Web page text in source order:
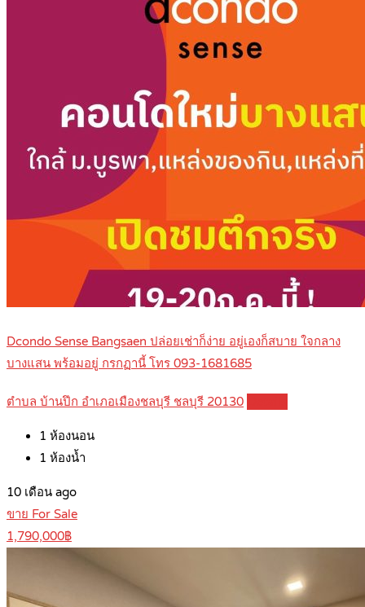
Dcondo Sense Bangsaen ปล่อยเช่าก็ง่าย อยู่เองก็สบาย ใจกลาง
บางแสน พร้อมอยู่ กรกฏานี้ โทร 093-1681685
ตำบล บ้านปึก อำเภอเมืองชลบุรี ชลบุรี 20130
1 ห้องนอน
1 ห้องน้ำ
10 เดือน ago
ขาย For Sale
1,790,000฿